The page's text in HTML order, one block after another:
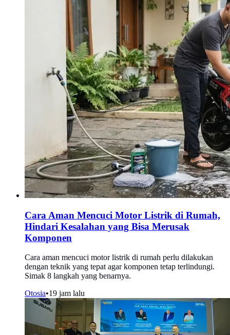
Cara Aman Mencuci Motor Listrik di Rumah,
Hindari Kesalahan yang Bisa Merusak
Komponen
Cara aman mencuci motor listrik di rumah perlu dilakukan
dengan teknik yang tepat agar komponen tetap terlindungi.
Simak 8 langkah yang benarnya.
Otosia•19 jam lalu